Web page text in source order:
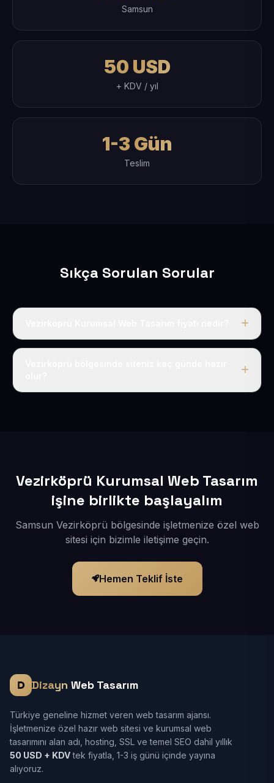
Samsun
50 USD
+ KDV / yıl
1-3 Gün
Teslim
Sıkça Sorulan Sorular
Tek fiyat uygulanır: yıllık 50 USD + KDV. Bu bedele alan
Vezirköprü Kurumsal Web Tasarım
işine birlikte başlayalım
Samsun Vezirköprü bölgesinde işletmenize özel web
sitesi için bizimle iletişime geçin.
Hemen Teklif İste
Dizayn Web Tasarım
Türkiye geneline hizmet veren web tasarım ajansı.
İşletmenize özel hazır web sitesi ve kurumsal web
tasarımını alan adı, hosting, SSL ve temel SEO dahil yıllık
50 USD + KDVtek fiyatla, 1-3 iş günü içinde yayına
alıyoruz.